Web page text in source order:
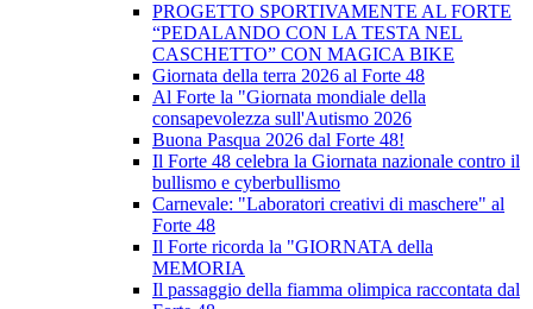
PROGETTO SPORTIVAMENTE AL FORTE
“PEDALANDO CON LA TESTA NEL
CASCHETTO” CON MAGICA BIKE
Giornata della terra 2026 al Forte 48
Al Forte la "Giornata mondiale della
consapevolezza sull'Autismo 2026
Buona Pasqua 2026 dal Forte 48!
Il Forte 48 celebra la Giornata nazionale contro il
bullismo e cyberbullismo
Carnevale: "Laboratori creativi di maschere" al
Forte 48
Il Forte ricorda la "GIORNATA della
MEMORIA
Il passaggio della fiamma olimpica raccontata dal